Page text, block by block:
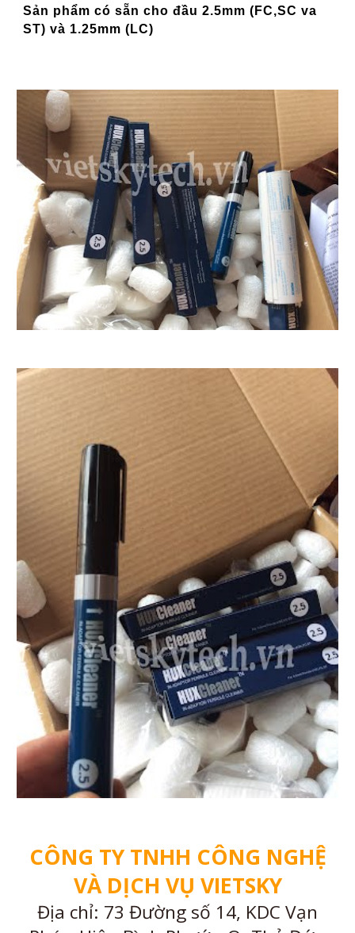
Sản phẩm có sẵn cho đầu 2.5mm (FC,SC va
ST) và 1.25mm (LC)
CÔNG TY TNHH CÔNG NGHỆ
VÀ DỊCH VỤ VIETSKY
Địa chỉ: 73 Đường số 14, KDC Vạn